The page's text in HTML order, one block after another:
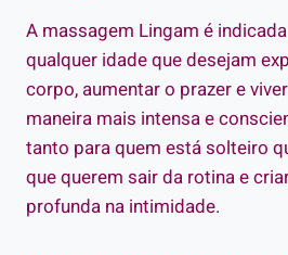
A massagem Lingam é
qualquer idade que desejam
corpo, aumentar o prazer e
maneira mais intensa e
tanto para quem está solteiro
que querem sair da rotina e
profunda na intimidade.